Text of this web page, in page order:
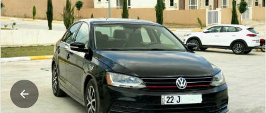
کاڵاکانم
دیاریکراوەکانم
دوا بینراوەکان
چات